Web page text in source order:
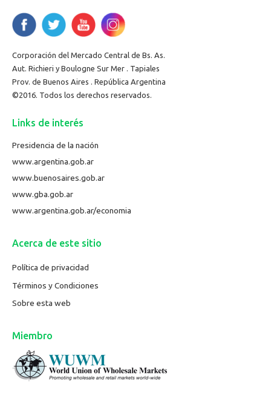
Corporación del Mercado Central de Bs. As.
Aut. Richieri y Boulogne Sur Mer . Tapiales
Prov. de Buenos Aires . República Argentina
©2016. Todos los derechos reservados.
Links de interés
Presidencia de la nación
www.argentina.gob.ar
www.buenosaires.gob.ar
www.gba.gob.ar
www.argentina.gob.ar/economia
Acerca de este sitio
Política de privacidad
Términos y Condiciones
Sobre esta web
Miembro